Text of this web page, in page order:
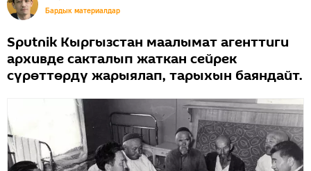
Бардык материалдар
Sputnik Кыргызстан маалымат агенттиги
архивде сакталып жаткан сейрек
сүрөттөрдү жарыялап, тарыхын баяндайт.